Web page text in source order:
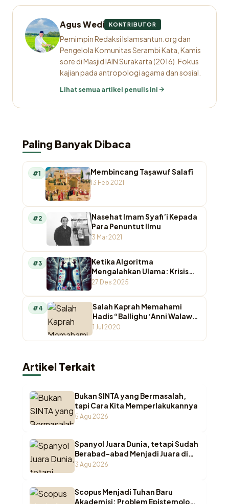
Agus Wedi KONTRIBUTOR
Pemimpin Redaksi Islamsantun.org dan
Pengelola Komunitas Serambi Kata, Kamis
sore di Masjid IAIN Surakarta (2016). Fokus
kajian pada antropologi agama dan sosial.
Lihat semua artikel penulis ini
Paling Banyak Dibaca
#1 Membincang Taṣawuf Salafī
13 Feb 2021
#2
Nasehat Imam Syafi’i Kepada
Para Penuntut Ilmu
3 Mar 2021
#3
Ketika Algoritma
Mengalahkan Ulama: Krisis
Otoritas Keagamaan di
27 Des 2025
#4
Salah Kaprah Memahami
Hadis “Ballighu ‘Anni Walaw
Ayah”
1 Jul 2020
Artikel Terkait
Bukan SINTA yang Bermasalah,
tapi Cara Kita Memperlakukannya
5 Agu 2026
Spanyol Juara Dunia, tetapi Sudah
Berabad-abad Menjadi Juara di
Pesantren Indonesia
3 Agu 2026
Scopus Menjadi Tuhan Baru
Akademisi: Problem Epistemologi